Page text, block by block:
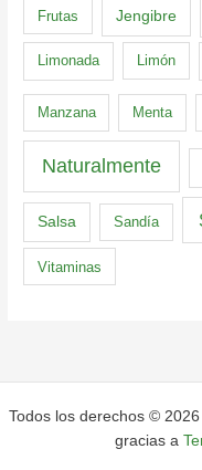
Frutas Jengibre
Limonada Limón
Manzana Menta
Naturalmente
Salsa Sandía
Vitaminas
Todos los derechos ©
gracias a